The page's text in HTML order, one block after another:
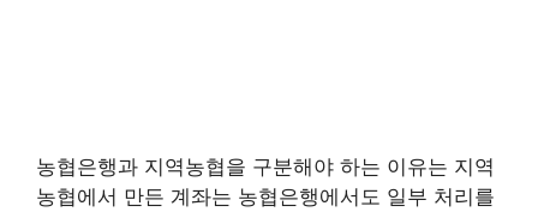
농협은행과 지역농협을 구분해야 하는 이유는 지역
농협에서 만든 계좌는 농협은행에서도 일부 처리를